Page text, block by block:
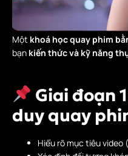
Một khoá học quay phim
bạn kiến thức và kỹ năng
Giai đoạn
duy quay
Hiểu rõ mục tiêu video